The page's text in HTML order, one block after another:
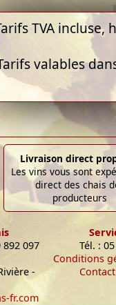
TVA
valables
Livraison direct
Les vins vous sont
direct des chais
producteurs
892 097
-
fr.com
Tél. :
Conditions
Contact